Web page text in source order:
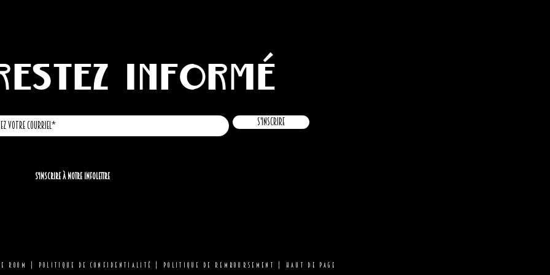
informé
S'inscrire
S'inscrire à notre infolettre
ROOM | Politique de confidentialité Politique de remboursement Haut de page